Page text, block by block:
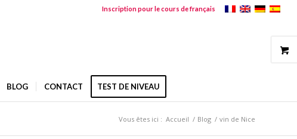
Inscription pour le cours de français
BLOG CONTACT TEST DE NIVEAU
Vous êtes ici : Accueil / Blog / vin de Nice